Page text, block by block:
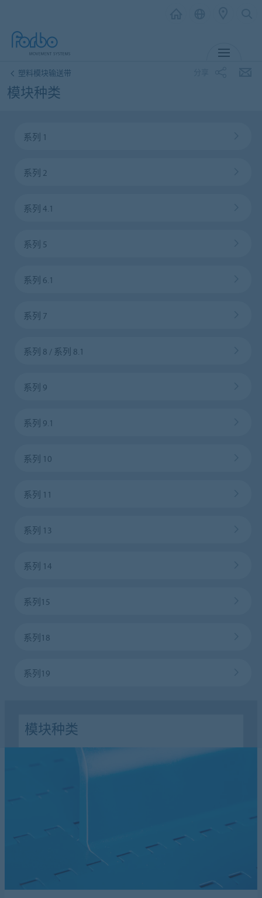
塑料模块输送带
模块种类
系列 1
系列 2
系列 4.1
系列 5
系列 6.1
系列 7
系列 8 / 系列 8.1
系列 9
系列 9.1
系列 10
系列 11
系列 13
系列 14
系列15
系列18
系列19
模块种类